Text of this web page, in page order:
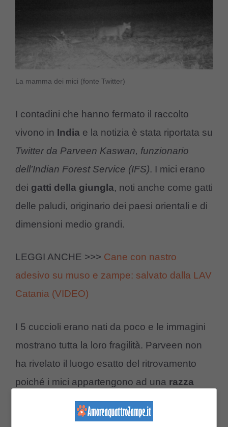
La mamma dei mici (fonte Twitter)
I contadini che hanno fermato il raccolto
vivono in India e la notizia è stata riportata su
Twitter da Parveen Kaswan, funzionario
dell’Indian Forest Service (IFS). I mici erano
dei gatti della giungla, noti anche come gatti
delle paludi, originario dei paesi orientali e di
dimensioni medio grandi.
LEGGI ANCHE >>> Cane con nastro
adesivo su muso e zampe: salvato dalla LAV
Catania (VIDEO)
I 5 cuccioli erano nati da poco e le immagini
mostrano tutta la loro fragilità. Parveen non
ha rivelato il luogo esatto del ritrovamento
poiché i mici appartengono ad una razza
Dunque, l’obiettivo non era solo
metterli in salvo ma anche trovare la loro